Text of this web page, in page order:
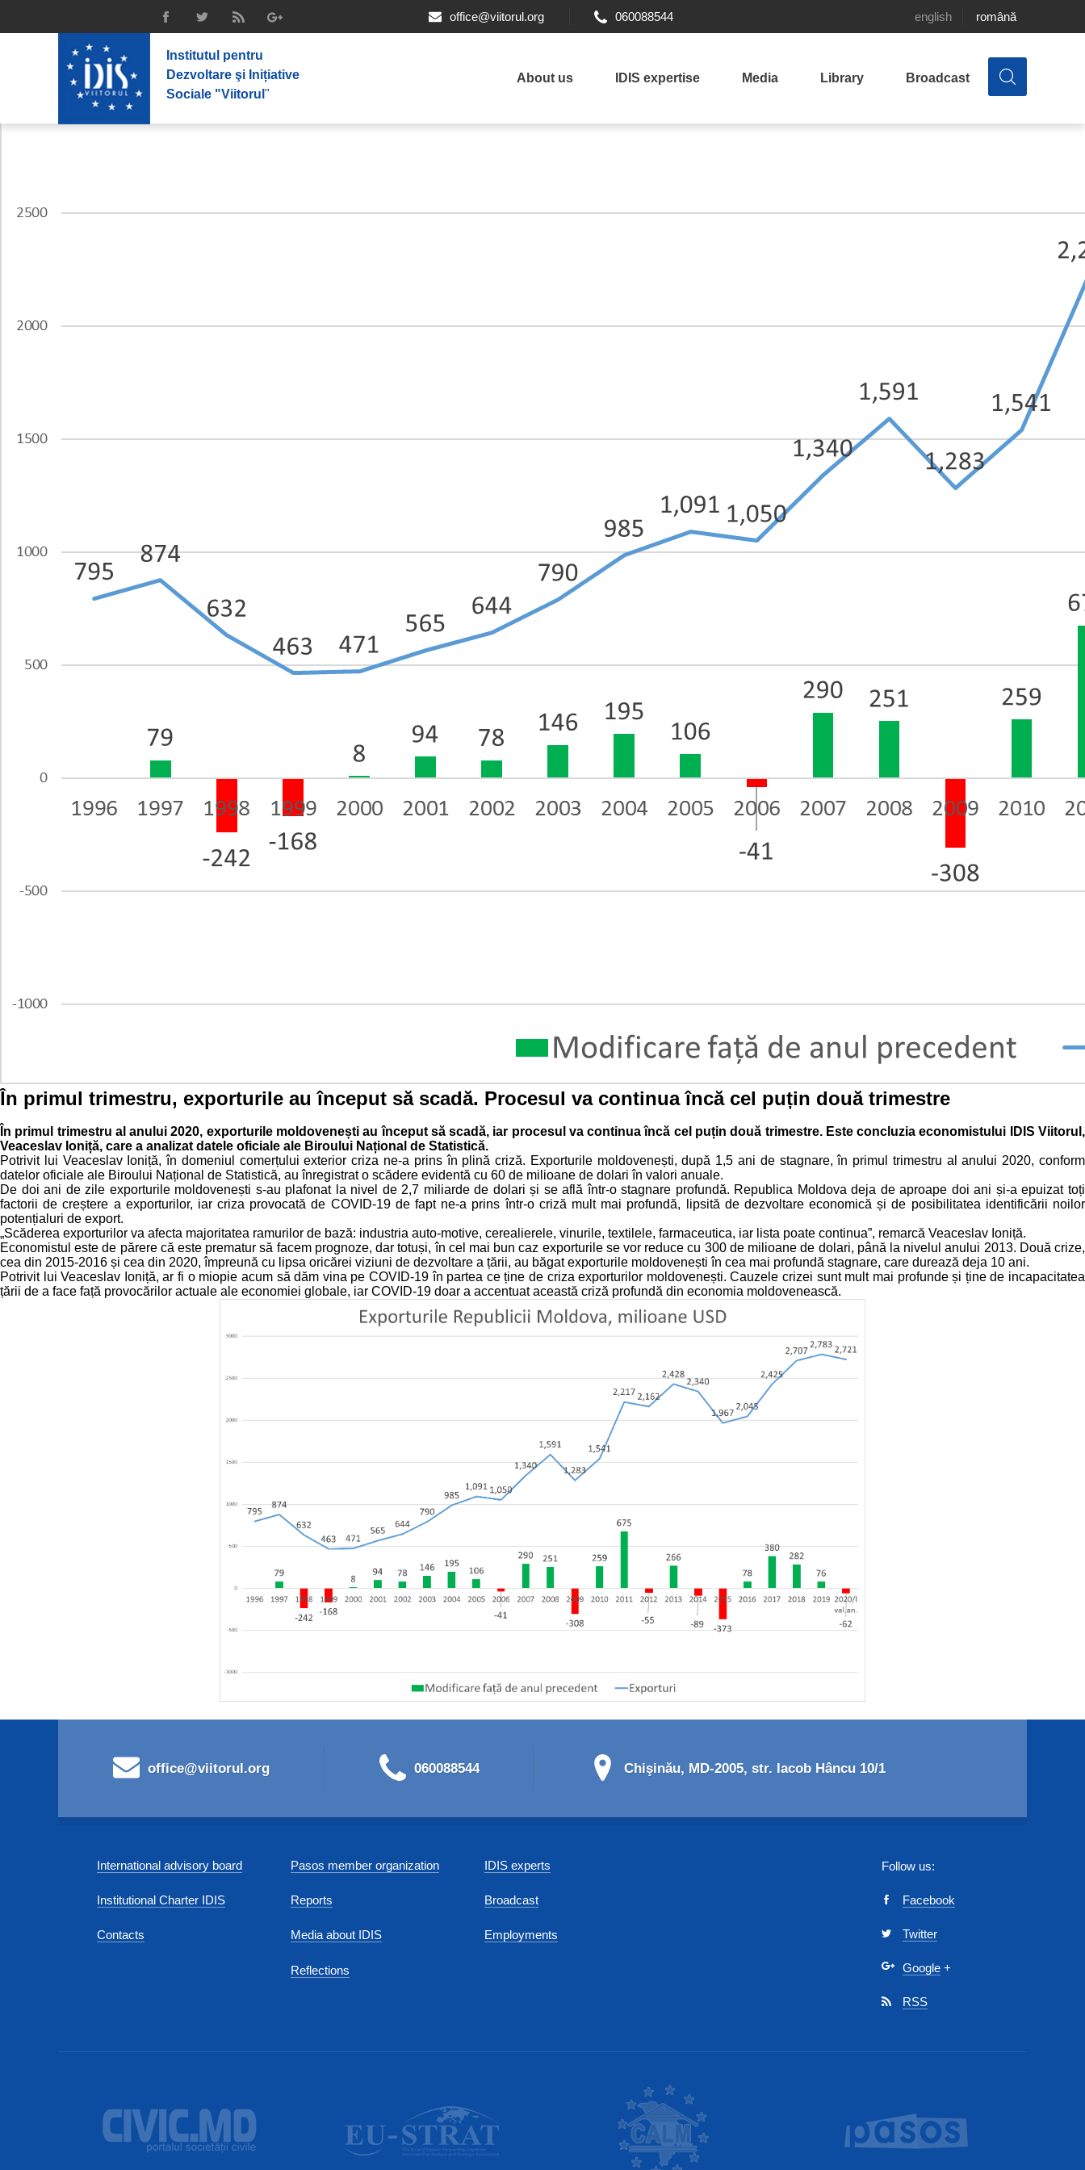
office@viitorul.org 060088544 english română
Institutul pentru
Dezvoltare şi Inițiative
Sociale "Viitorul "
About us IDIS expertise Media Library Broadcast
În primul trimestru, exporturile au început să scadă. Procesul va continua încă cel puțin două trimestre
În primul trimestru al anului 2020, exporturile moldovenești au început să scadă, iar procesul va continua încă cel puțin două trimestre. Este concluzia economistului IDIS Viitorul,
Veaceslav Ioniță, care a analizat datele oficiale ale Biroului Național de Statistică.
Potrivit lui Veaceslav Ioniță, în domeniul comerțului exterior criza ne-a prins în plină criză. Exporturile moldovenești, după 1,5 ani de stagnare, în primul trimestru al anului 2020, conform
datelor oficiale ale Biroului Național de Statistică, au înregistrat o scădere evidentă cu 60 de milioane de dolari în valori anuale.
De doi ani de zile exporturile moldovenești s-au plafonat la nivel de 2,7 miliarde de dolari și se află într-o stagnare profundă. Republica Moldova deja de aproape doi ani și-a epuizat toți
factorii de creștere a exporturilor, iar criza provocată de COVID-19 de fapt ne-a prins într-o criză mult mai profundă, lipsită de dezvoltare economică și de posibilitatea identificării noilor
potențialuri de export.
„Scăderea exporturilor va afecta majoritatea ramurilor de bază: industria auto-motive, cerealierele, vinurile, textilele, farmaceutica, iar lista poate continua”, remarcă Veaceslav Ioniță.
Economistul este de părere că este prematur să facem prognoze, dar totuși, în cel mai bun caz exporturile se vor reduce cu 300 de milioane de dolari, până la nivelul anului 2013. Două crize,
cea din 2015-2016 și cea din 2020, împreună cu lipsa oricărei viziuni de dezvoltare a țării, au băgat exporturile moldovenești în cea mai profundă stagnare, care durează deja 10 ani.
Potrivit lui Veaceslav Ioniță, ar fi o miopie acum să dăm vina pe COVID-19 în partea ce ține de criza exporturilor moldovenești. Cauzele crizei sunt mult mai profunde și ține de incapacitatea
țării de a face față provocărilor actuale ale economiei globale, iar COVID-19 doar a accentuat această criză profundă din economia moldovenească.
office@viitorul.org 060088544 Chişinău, MD-2005, str. Iacob Hâncu 10/1
International advisory board
Institutional Charter IDIS
Contacts
Pasos member organization
Reports
Media about IDIS
Reflections
IDIS experts
Broadcast
Employments
Follow us:
Facebook
Twitter
Google +
RSS